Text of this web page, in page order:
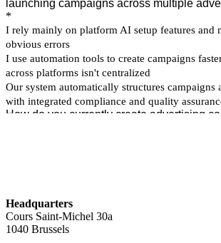
Headquarters
Cours Saint-Michel 30a
1040 Brussels